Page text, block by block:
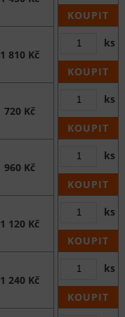
KOUPIT
1 810 Kč
ks
KOUPIT
720 Kč
ks
KOUPIT
960 Kč
ks
KOUPIT
1 120 Kč
ks
KOUPIT
1 240 Kč
ks
KOUPIT